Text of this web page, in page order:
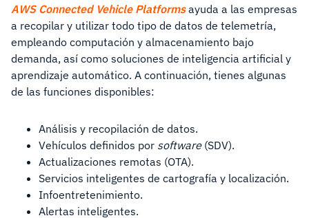
AWS Connected Vehicle Platformsayuda a las empresas
a recopilar y utilizar todo tipo de datos de telemetría,
empleando computación y almacenamiento bajo
demanda, así como soluciones de inteligencia artificial y
aprendizaje automático. A continuación, tienes algunas
de las funciones disponibles:
Análisis y recopilación de datos.
Vehículos definidos por software (SDV).
Actualizaciones remotas (OTA).
Servicios inteligentes de cartografía y localización.
Infoentretenimiento.
Alertas inteligentes.